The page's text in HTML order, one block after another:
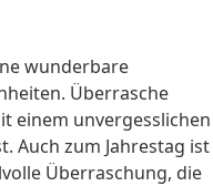
wunderbare
Überrasche
einem unvergesslichen
Auch zum Jahrestag ist
Überraschung, die